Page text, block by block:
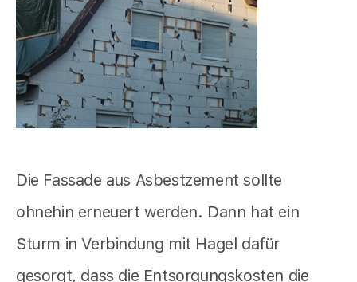
Die Fassade aus Asbestzement sollte
ohnehin erneuert werden. Dann hat ein
Sturm in Verbindung mit Hagel dafür
gesorgt, dass die Entsorgungskosten die